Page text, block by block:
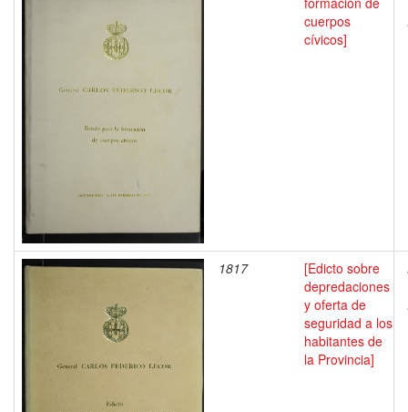
cuerpos
cívicos]
1817
[Edicto sobre
depredaciones
y oferta de
seguridad a los
habitantes de
la Provincia]